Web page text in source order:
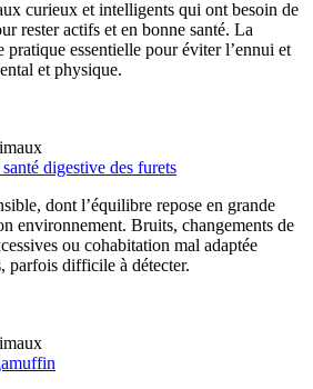
curieux et intelligents qui ont besoin de
rester actifs et en bonne santé. La
pratique essentielle pour éviter l’ennui et
et physique.
digestive des furets
dont l’équilibre repose en grande
environnement. Bruits, changements de
ou cohabitation mal adaptée
parfois difficile à détecter.